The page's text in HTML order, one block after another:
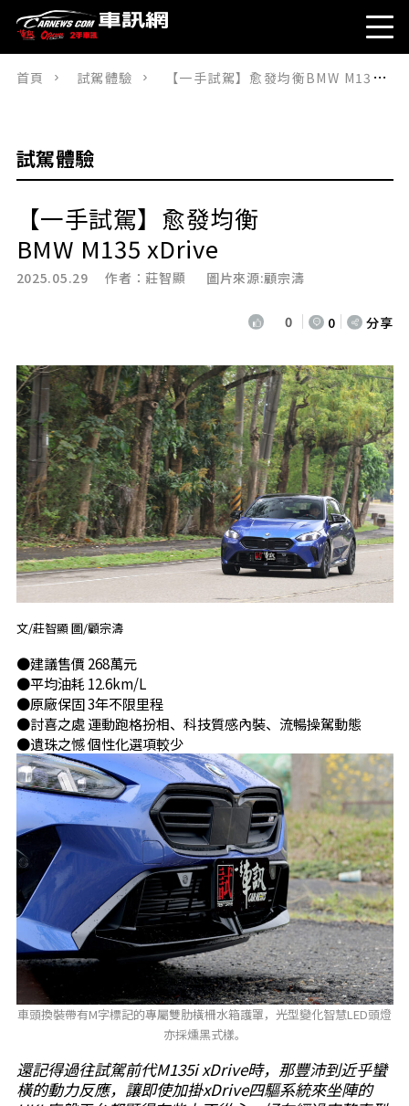
首頁 試駕體驗 【一手試駕】愈發均衡BMW M135 xDrive
試駕體驗
【一手試駕】愈發均衡
BMW M135 xDrive
2025.05.29 作者：莊智顯 圖片來源:顧宗濤
0 0 分享
文/莊智顯 圖/顧宗濤
●建議售價 268萬元
●平均油耗 12.6km/L
●原廠保固 3年不限里程
●討喜之處 運動跑格扮相、科技質感內裝、流暢操駕動態
●遺珠之憾 個性化選項較少
車頭換裝帶有M字標記的專屬雙肋橫柵水箱護罩，光型變化智慧LED頭燈
亦採燻黑式樣。
還記得過往試駕前代M135i xDrive時，那豐沛到近乎蠻
橫的動力反應，讓即使加掛xDrive四驅系統來坐陣的